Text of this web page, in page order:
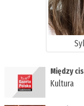
Między
Kultura